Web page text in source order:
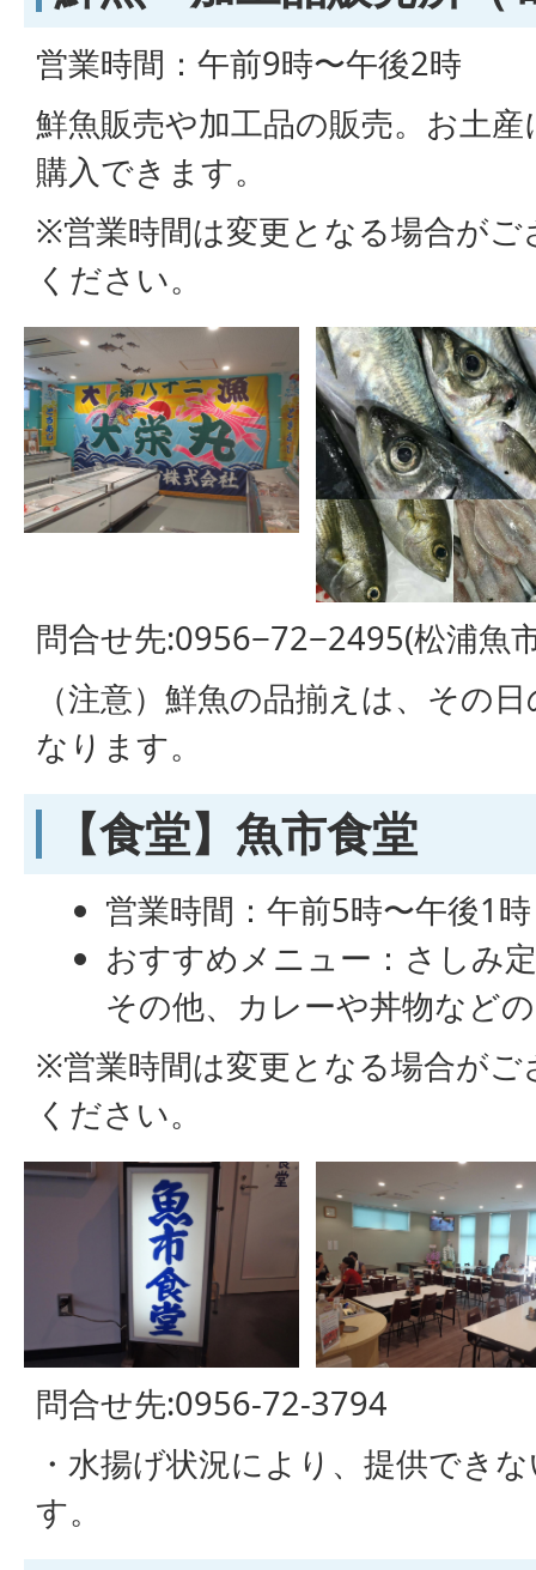
営業時間：午前9時〜午後2時
鮮魚販売や加工品の販売。お土
購入できます。
※営業時間は変更となる場合が
ください。
問合せ先:0956−72−2495(松浦魚
（注意）鮮魚の品揃えは、その
なります。
【食堂】魚市食堂
営業時間：午前5時〜午後1
おすすめメニュー：さしみ
その他、カレーや丼物など
※営業時間は変更となる場合が
ください。
問合せ先:0956-72-3794
・水揚げ状況により、提供でき
す。